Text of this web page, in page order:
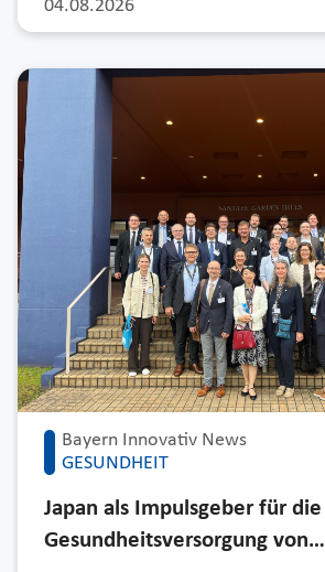
04.08.2026
Bayern Innovativ News
GESUNDHEIT
Japan als Impulsgeber für die
Gesundheitsversorgung von…